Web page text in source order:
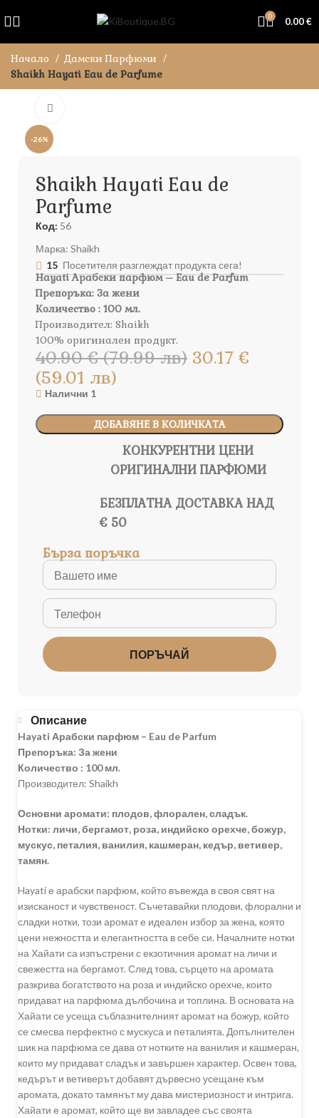
0 0.00€
Начало
Дамски Парфюми
Shaikh Hayati Eau de Parfume
-26%
Shaikh Hayati Eau de
Parfume
Код: 56
Марка: Shaikh
15 Посетителя разглеждат продукта сега!
Hayati Арабски парфюм – Eau de Parfum
Препоръка: За жени
Количество : 100 мл.
Производител: Shaikh
100% оригинален продукт.
40.90 € (79.99 лв) 30.17 €
(59.01 лв)
Налични 1
ДОБАВЯНЕ В КОЛИЧКАТА
КОНКУРЕНТНИ ЦЕНИ
ОРИГИНАЛНИ ПАРФЮМИ
БЕЗПЛАТНА ДОСТАВКА НАД
€ 50
Бърза поръчка
ПОРЪЧАЙ
Описание
Hayati Арабски парфюм – Eau de Parfum
Препоръка: За жени
Количество : 100 мл.
Производител: Shaikh
Основни аромати: плодов, флорален, сладък.
Нотки: личи, бергамот, роза, индийско орехче, божур,
мускус, петалия, ванилия, кашмеран, кедър, ветивер,
тамян.
Hayati е арабски парфюм, който въвежда в своя свят на
изисканост и чувственост. Съчетавайки плодови, флорални и
сладки нотки, този аромат е идеален избор за жена, която
цени нежността и елегантността в себе си. Началните нотки
на Хайати са изпъстрени с екзотичния аромат на личи и
свежестта на бергамот. След това, сърцето на аромата
разкрива богатството на роза и индийско орехче, които
придават на парфюма дълбочина и топлина. В основата на
Хайати се усеща съблазнителният аромат на божур, който
се смесва перфектно с мускуса и петалията. Допълнителен
шик на парфюма се дава от нотките на ванилия и кашмеран,
които му придават сладък и завършен характер. Освен това,
кедърът и ветиверът добавят дървесно усещане към
аромата, докато тамянът му дава мистериозност и интрига.
Хайати е аромат, който ще ви завладее със своята